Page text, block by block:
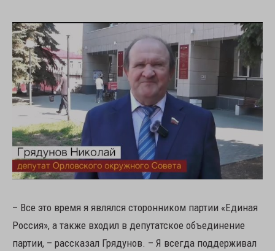
– Все это время я являлся сторонником партии «Единая
Россия», а также входил в депутатское объединение
партии, – рассказал Грядунов. – Я всегда поддерживал